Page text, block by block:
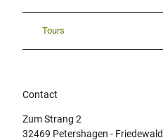
Tours
Contact
Zum Strang 2
32469 Petershagen -